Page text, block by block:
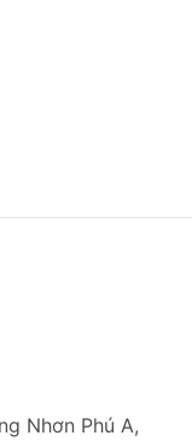
Nhơn Phú A,